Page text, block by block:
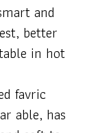
and
better
in hot
favric
able, has